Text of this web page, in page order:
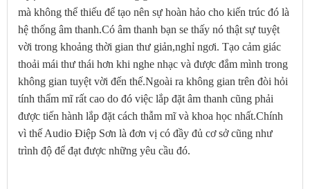
mà không thể thiếu để tạo nên sự hoàn hảo cho kiến trúc đó là
hệ thống âm thanh.Có âm thanh bạn se thấy nó thật sự tuyệt
vời trong khoảng thời gian thư giản,nghỉ ngơi. Tạo cảm giác
thoải mái thư thái hơn khi nghe nhạc và được đắm mình trong
không gian tuyệt vời đến thế.Ngoài ra không gian trên đòi hỏi
tính thẩm mĩ rất cao do đó việc lắp đặt âm thanh cũng phải
được tiến hành lắp đặt cách thẫm mĩ và khoa học nhất.Chính
vì thế Audio Điệp Sơn là đơn vị có đầy đủ cơ sở cũng như
trình độ để đạt được những yêu cầu đó.